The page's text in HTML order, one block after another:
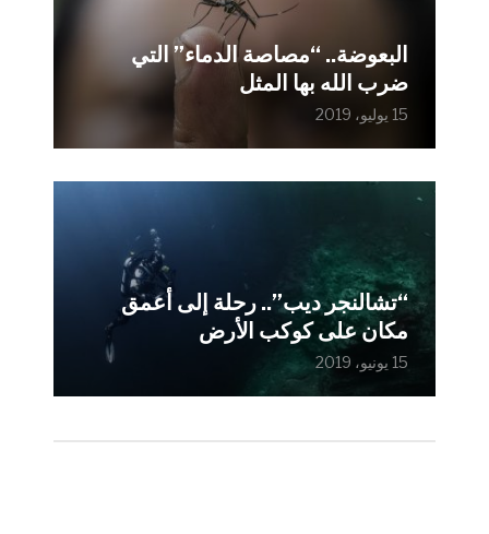
البعوضة.. “مصاصة الدماء” التي
ضرب الله بها المثل
15 يوليو، 2019
“تشالنجر ديب”.. رحلة إلى أعمق
مكان على كوكب الأرض
15 يونيو، 2019